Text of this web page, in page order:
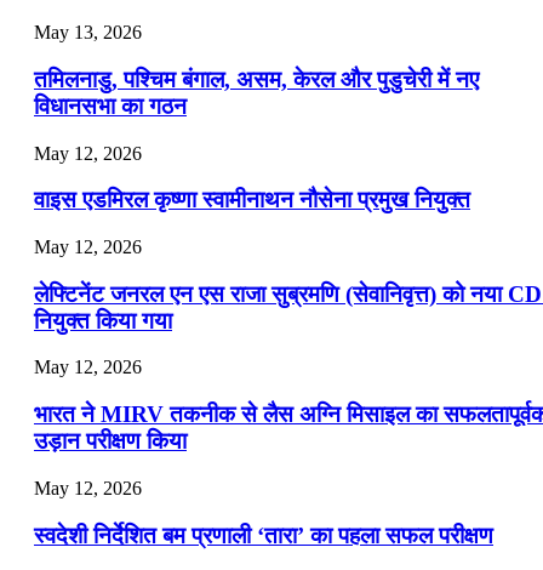
July 19, 2026
📝 डेली करेंट अफेयर्स: 16-18 जुलाई 2026
May 13, 2026
तमिलनाडु, पश्चिम बंगाल, असम, केरल और पुडुचेरी में नए
विधानसभा का गठन
May 12, 2026
वाइस एडमिरल कृष्णा स्वामीनाथन नौसेना प्रमुख नियुक्त
May 12, 2026
लेफ्टिनेंट जनरल एन एस राजा सुब्रमणि (सेवानिवृत्त) को नया
नियुक्त किया गया
May 12, 2026
भारत ने MIRV तकनीक से लैस अग्नि मिसाइल का
उड़ान परीक्षण किया
May 12, 2026
स्वदेशी निर्देशित बम प्रणाली ‘तारा’ का पहला सफल परीक्षण